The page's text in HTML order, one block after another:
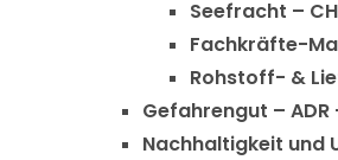
Seefracht – CH
Fachkräfte-
Rohstoff- &
Gefahrengut – ADR
Nachhaltigkeit und